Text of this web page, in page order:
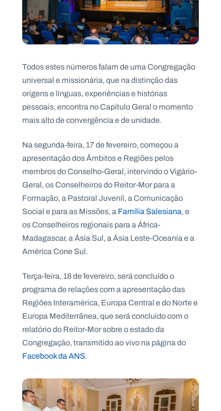
Todos estes números falam de uma Congregação
universal e missionária, que na distinção das
origens e línguas, experiências e histórias
pessoais, encontra no Capítulo Geral o momento
mais alto de convergência e de unidade.
Na segunda-feira, 17 de fevereiro, começou a
apresentação dos Âmbitos e Regiões pelos
membros do Conselho-Geral, intervindo o Vigário-
Geral, os Conselheiros do Reitor-Mor para a
Formação, a Pastoral Juvenil, a Comunicação
Social e para as Missões, aFamília Salesiana, e
os Conselheiros regionais para a África-
Madagascar, a Ásia Sul, a Ásia Leste-Oceania e a
América Cone Sul.
Terça-feira, 18 de fevereiro, será concluído o
programa de relações com a apresentação das
Regiões Interamérica, Europa Central e do Norte e
Europa Mediterrânea, que será concluído com o
relatório do Reitor-Mor sobre o estado da
Congregação, transmitido ao vivo na página do
Facebook da ANS.